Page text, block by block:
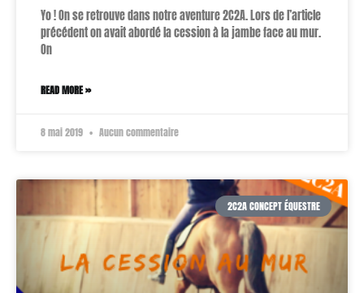
Yo ! On se retrouve dans notre aventure 2C2A. Lors de l’article
précédent on avait abordé la cession à la jambe face au mur.
On
READ MORE »
8 mai 2019 Aucun commentaire
2C2A CONCEPT ÉQUESTRE